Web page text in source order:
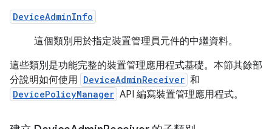
DeviceAdminInfo
這個類別用於指定裝置管理員元件的中繼資料。
這些類別是功能完整的裝置管理應用程式基礎。本節其餘部
分說明如何使用 DeviceAdminReceiver 和
DevicePolicyManager API 編寫裝置管理應用程式。